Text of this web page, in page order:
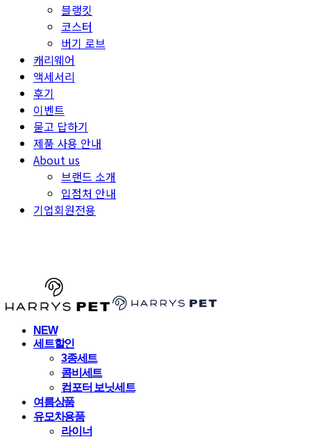
블랭킷
코스터
버기 로브
캐리웨어
액세서리
후기
이벤트
묻고 답하기
제품 사용 안내
About us
브랜드 소개
입점처 안내
기업회원전용
NEW
세트할인
3종세트
콤비세트
컴포터 보닛세트
여름상품
유모차용품
라이너